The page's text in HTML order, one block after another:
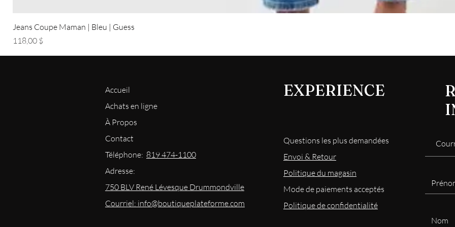
Jeans Coupe Maman | Bleu | Guess
Prix
118,00 $
Accueil
Achats en ligne
À Propos
Contact
Téléphone: 819 474-1100
Adresse:
750 BLV René Lévesque Drummondville
Courriel: info@boutiqueplateforme.com
EXPERIENCE
Questions les plus demandées
Envoi & Retour
Politique du magasin
Modede paiements acceptés
Politique de confidentialité